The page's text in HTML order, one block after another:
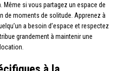
Même si vous partagez un espace de
de moments de solitude. Apprenez à
a besoin d’espace et respectez
grandement à maintenir une